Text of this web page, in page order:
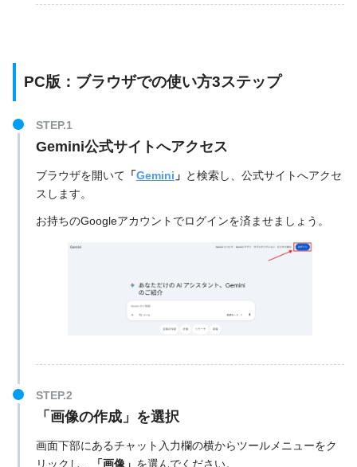
PC版：ブラウザでの使い方3ステップ
Gemini公式サイトへアクセス
ブラウザを開いて 「Gemini 」 と検索し、公式サイトへアクセ
スします。
お持ちのGoogleアカウントでログインを済ませましょう。
「画像の作成」を選択
画面下部にあるチャット入力欄の横からツールメニューをク
リックし、
「画像」 を選んでください。